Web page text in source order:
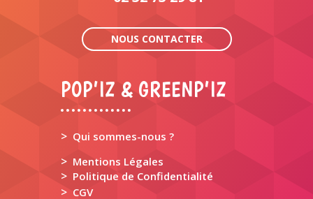
NOUS CONTACTER
POP’IZ & GREENP’IZ
> Qui sommes-nous ?
> Mentions Légales
> Politique de Confidentialité
> CGV